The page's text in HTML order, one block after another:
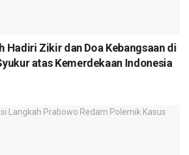
Hadiri Zikir dan Doa Kebangsaan di
atas Kemerdekaan Indonesia